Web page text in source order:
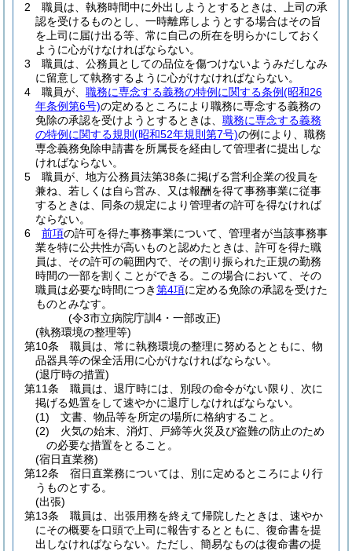
2
職員は、執務時間中に外出しようとするときは、上司の承
認を受けるものとし、一時離席しようとする場合はその旨
を上司に届け出る等、常に自己の所在を明らかにしておく
ように心がけなければならない。
3
職員は、公務員としての品位を傷つけないようみだしなみ
に留意して執務するように心がけなければならない。
4
職員が、 職務に専念する義務の特例に関する条例(昭和26
年条例第6号)の定めるところにより職務に専念する義務の
免除の承認を受けようとするときは、 職務に専念する義務
の特例に関する規則 (昭和52年規則第7号)の例により、職務
専念義務免除申請書を所属長を経由して管理者に提出しな
ければならない。
5
職員が、地方公務員法第38条に掲げる営利企業の役員を
兼ね、若しくは自ら営み、又は報酬を得て事務事業に従事
するときは、同条の規定により管理者の許可を得なければ
ならない。
6
前項の許可を得た事務事業について、管理者が当該事務事
業を特に公共性が高いものと認めたときは、許可を得た職
員は、その許可の範囲内で、その割り振られた正規の勤務
時間の一部を割くことができる。
この場合において、その
職員は必要な時間につき第4項に定める免除の承認を受けた
ものとみなす。
(令3市立病院庁訓4・一部改正)
(執務環境の整理等)
第10条
職員は、常に執務環境の整理に努めるとともに、物
品器具等の保全活用に心がけなければならない。
(退庁時の措置)
第11条
職員は、退庁時には、別段の命令がない限り、次に
掲げる処置をして速やかに退庁しなければならない。
(1)
文書、物品等を所定の場所に格納すること。
(2)
火気の始末、消灯、戸締等火災及び盗難の防止のため
の必要な措置をとること。
(宿日直業務)
第12条
宿日直業務については、別に定めるところにより行
うものとする。
(出張)
第13条
職員は、出張用務を終えて帰院したときは、速やか
にその概要を口頭で上司に報告するとともに、復命書を提
出しなければならない。 ただし、簡易なものは復命書の提